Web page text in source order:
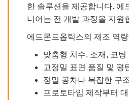
한 솔루션을 제공합니다. 에
니어는 전 개발 과정을 지원
에드몬드옵틱스의 제조 역
맞춤형 치수, 소재, 코팅
고정밀 표면 품질 및 평
정밀 공차나 복잡한 구
프로토타입 제작부터